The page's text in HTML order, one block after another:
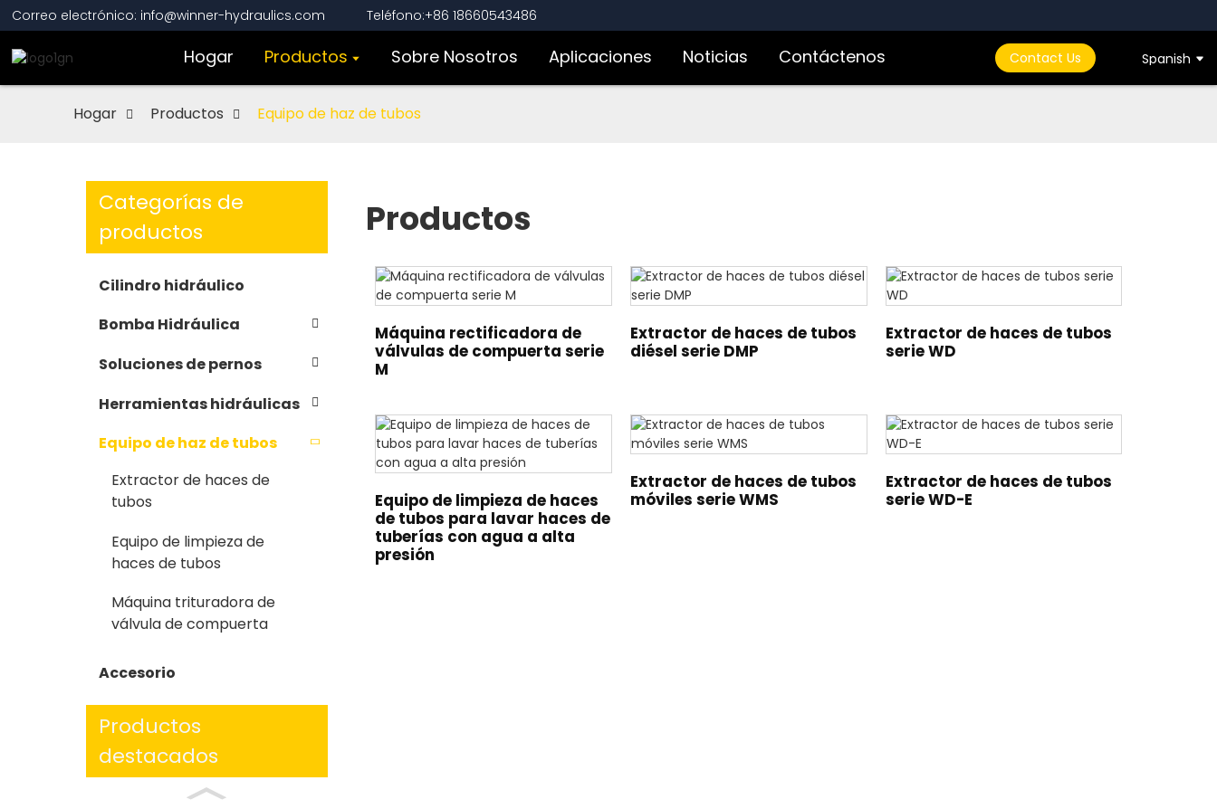
Correo electrónico: info@winner-hydraulics.com Teléfono:+86 18660543486
Hogar Productos Sobre Nosotros Aplicaciones Noticias Contáctenos Contact Us Spanish
Hogar Productos Equipo de haz de tubos
Categorías de
productos
Cilindro hidráulico
Bomba Hidráulica
Soluciones de pernos
Herramientas hidráulicas
Equipo de haz de tubos
Extractor de haces de
tubos
Equipo de limpieza de
haces de tubos
Máquina trituradora de
válvula de compuerta
Accesorio
Productos
destacados
Productos
Máquina rectificadora de
válvulas de compuerta serie
M
Extractor de haces de tubos
diésel serie DMP
Extractor de haces de tubos
serie WD
Equipo de limpieza de haces
de tubos para lavar haces de
tuberías con agua a alta
presión
Extractor de haces de tubos
móviles serie WMS
Extractor de haces de tubos
serie WD-E